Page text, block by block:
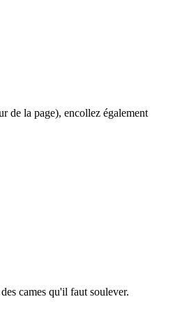
de la page), encollez également
cames qu'il faut soulever.